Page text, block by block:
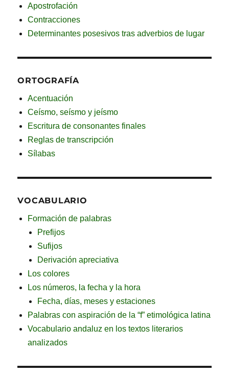
Apostrofación
Contracciones
Determinantes posesivos tras adverbios de lugar
ORTOGRAFÍA
Acentuación
Ceísmo, seísmo y jeísmo
Escritura de consonantes finales
Reglas de transcripción
Sílabas
VOCABULARIO
Formación de palabras
Prefijos
Sufijos
Derivación apreciativa
Los colores
Los números, la fecha y la hora
Fecha, días, meses y estaciones
Palabras con aspiración de la “f” etimológica latina
Vocabulario andaluz en los textos literarios
analizados